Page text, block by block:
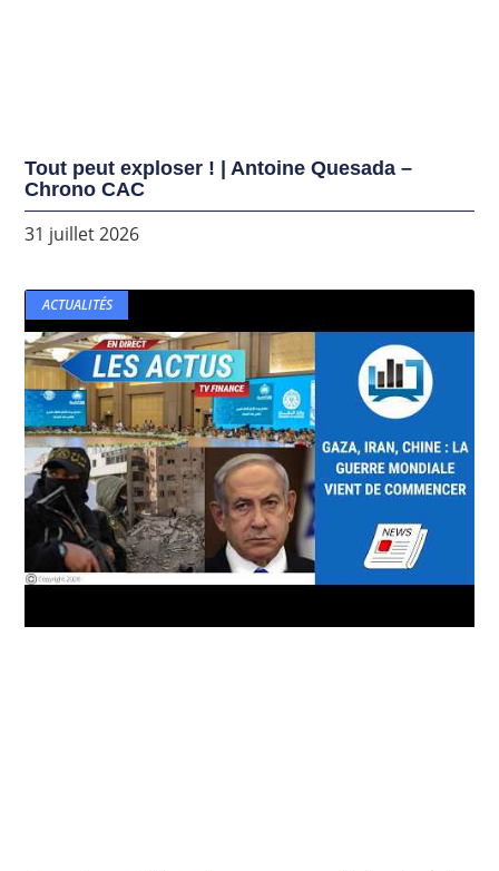
Tout peut exploser ! | Antoine Quesada –
Chrono CAC
31 juillet 2026
ACTUALITÉS